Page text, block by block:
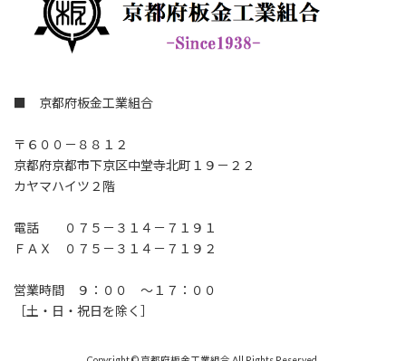
■ 京都府板金工業組合
〒６００－８８１２
京都府京都市下京区中堂寺北町１９－２２
カヤマハイツ２階
電話 ０７５－３１４－７１９１
ＦＡＸ ０７５－３１４－７１９２
営業時間 ９：００ ～１７：００
［土・日・祝日を除く］